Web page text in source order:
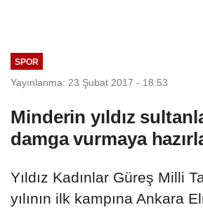
SPOR
Yayınlanma: 23 Şubat 2017 - 18:53
Minderin yıldız
damga vurmaya
Yıldız Kadınlar Güreş Milli
yılının ilk kampına Ankara